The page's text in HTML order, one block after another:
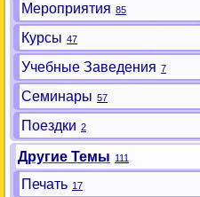
Мероприятия 85
Курсы 47
Учебные Заведения 7
Семинары 57
Поездки 2
Другие Темы 111
Печать 17